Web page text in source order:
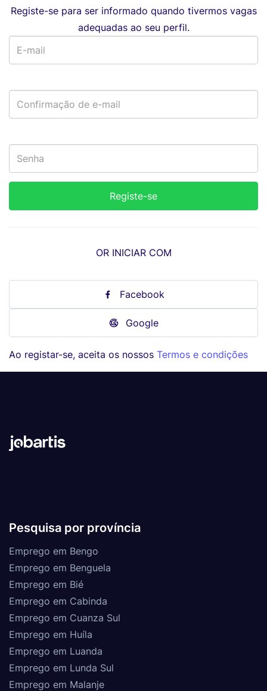
Registe-se para ser informado quando tivermos vagas
adequadas ao seu perfil.
OR INICIAR COM
Facebook
Google
Ao registar-se, aceita os nossos Termos e condições
Pesquisa por província
Emprego em Bengo
Emprego em Benguela
Emprego em Bié
Emprego em Cabinda
Emprego em Cuanza Sul
Emprego em Huíla
Emprego em Luanda
Emprego em Lunda Sul
Emprego em Malanje